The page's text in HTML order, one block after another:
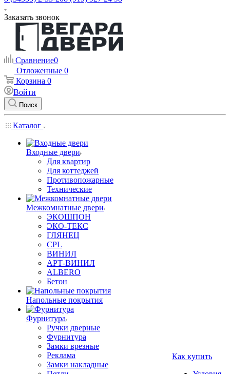
Заказать звонок
Сравнение0
Отложенные 0
Корзина 0
Войти
Поиск
Каталог
Входные двери
Для квартир
Для коттеджей
Противопожарные
Технические
Межкомнатные двери
ЭКОШПОН
ЭКО-ТЕКС
ГЛЯНЕЦ
CPL
ВИНИЛ
АРТ-ВИНИЛ
ALBERO
Бетон
Напольные покрытия
Фурнитура
Ручки дверные
Фурнитура
Замки врезные
Реклама
Замки накладные
Как купить